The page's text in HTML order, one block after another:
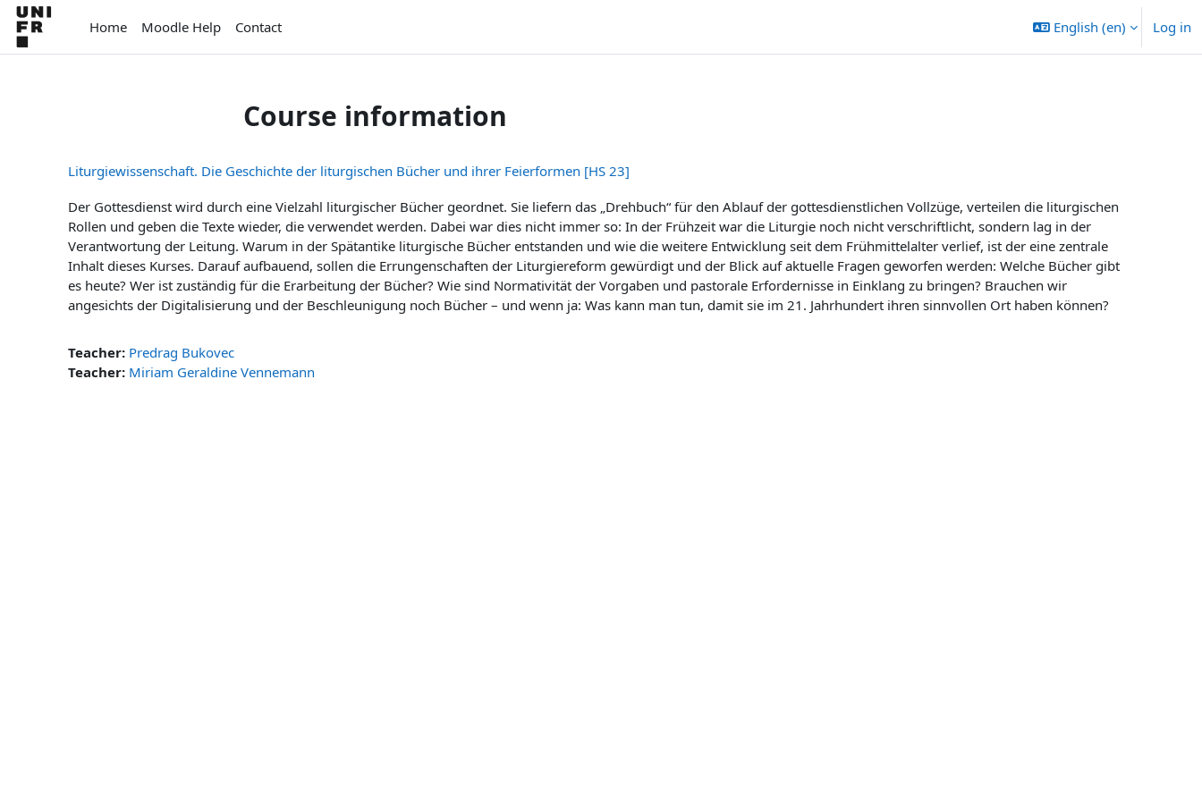
Skip to main content
Home
Moodle Help Contact English ‎(en)‎ Log in
Course information
Liturgiewissenschaft. Die Geschichte der liturgischen Bücher und ihrer Feierformen [HS 23]
Der Gottesdienst wird durch eine Vielzahl liturgischer Bücher geordnet. Sie liefern das „Drehbuch“ für den Ablauf der gottesdienstlichen Vollzüge, verteilen die liturgischen
Rollen und geben die Texte wieder, die verwendet werden. Dabei war dies nicht immer so: In der Frühzeit war die Liturgie noch nicht verschriftlicht, sondern lag in der
Verantwortung der Leitung. Warum in der Spätantike liturgische Bücher entstanden und wie die weitere Entwicklung seit dem Frühmittelalter verlief, ist der eine zentrale
Inhalt dieses Kurses. Darauf aufbauend, sollen die Errungenschaften der Liturgiereform gewürdigt und der Blick auf aktuelle Fragen geworfen werden: Welche Bücher gibt
es heute? Wer ist zuständig für die Erarbeitung der Bücher? Wie sind Normativität der Vorgaben und pastorale Erfordernisse in Einklang zu bringen? Brauchen wir
angesichts der Digitalisierung und der Beschleunigung noch Bücher – und wenn ja: Was kann man tun, damit sie im 21. Jahrhundert ihren sinnvollen Ort haben können?
Teacher: Predrag Bukovec
Teacher: Miriam Geraldine Vennemann